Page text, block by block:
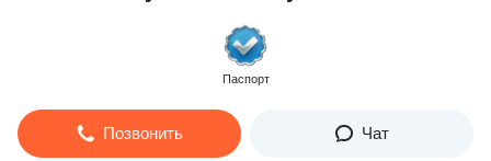
Паспорт
Позвонить Чат